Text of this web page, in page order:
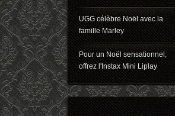
UGG célèbre Noël avec la
famille Marley
Pour un Noël sensationnel,
offrez l'Instax Mini Liplay